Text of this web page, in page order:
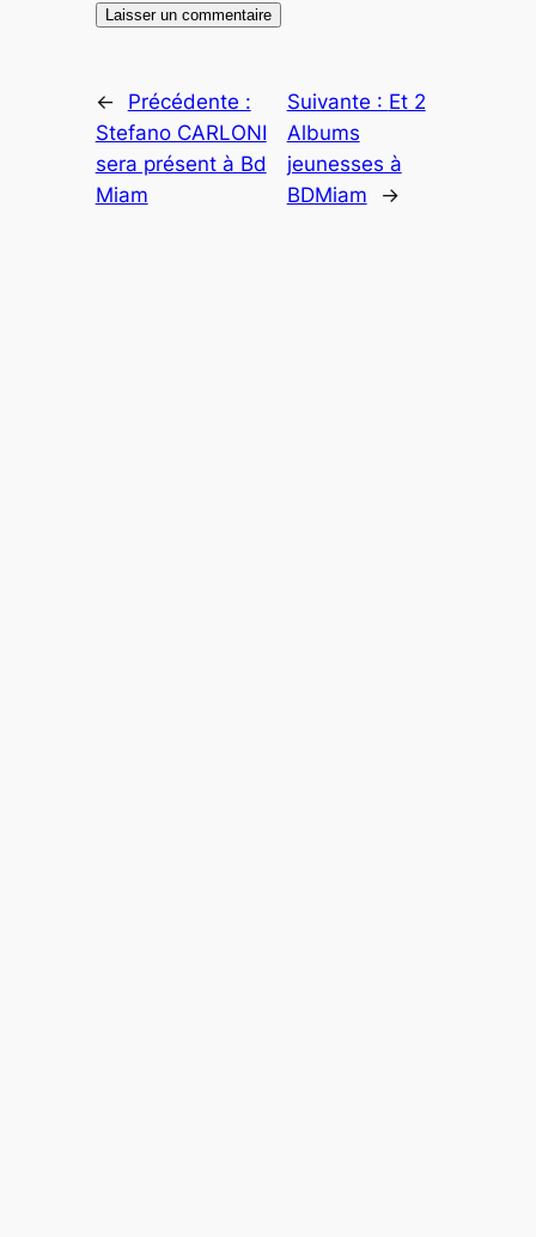
←
Précédente :
Stefano CARLONI
sera présent à Bd
Miam
Suivante : Et 2
Albums
jeunesses à
BDMiam
→